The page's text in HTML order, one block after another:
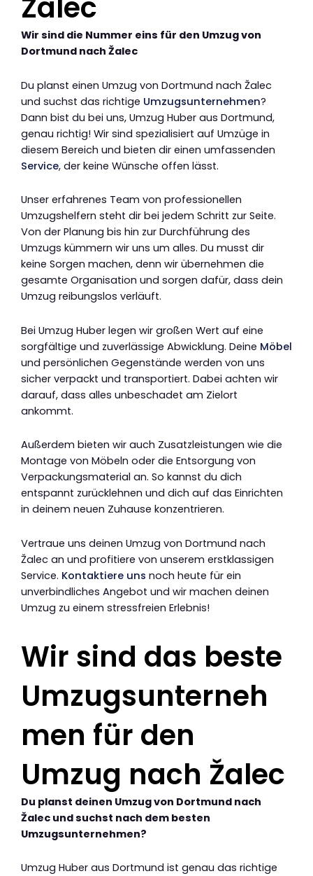
Žalec
Wir sind die Nummer eins für den Umzug von
Dortmund nach Žalec
Du planst einen Umzug von Dortmund nach Žalec
und suchst das richtige Umzugsunternehmen?
Dann bist du bei uns, Umzug Huber aus Dortmund,
genau richtig! Wir sind spezialisiert auf Umzüge in
diesem Bereich und bieten dir einen umfassenden
Service, der keine Wünsche offen lässt.
Unser erfahrenes Team von professionellen
Umzugshelfern steht dir bei jedem Schritt zur Seite.
Von der Planung bis hin zur Durchführung des
Umzugs kümmern wir uns um alles. Du musst dir
keine Sorgen machen, denn wir übernehmen die
gesamte Organisation und sorgen dafür, dass dein
Umzug reibungslos verläuft.
Bei Umzug Huber legen wir großen Wert auf eine
sorgfältige und zuverlässige Abwicklung. Deine Möbel
und persönlichen Gegenstände werden von uns
sicher verpackt und transportiert. Dabei achten wir
darauf, dass alles unbeschadet am Zielort
ankommt.
Außerdem bieten wir auch Zusatzleistungen wie die
Montage von Möbeln oder die Entsorgung von
Verpackungsmaterial an. So kannst du dich
entspannt zurücklehnen und dich auf das Einrichten
in deinem neuen Zuhause konzentrieren.
Vertraue uns deinen Umzug von Dortmund nach
Žalec an und profitiere von unserem erstklassigen
Service. Kontaktiere uns noch heute für ein
unverbindliches Angebot und wir machen deinen
Umzug zu einem stressfreien Erlebnis!
Wir sind das beste
Umzugsunterneh
men für den
Umzug nach Žalec
Du planst deinen Umzug von Dortmund nach
Žalec und suchst nach dem besten
Umzugsunternehmen?
Umzug Huber aus Dortmund ist genau das richtige